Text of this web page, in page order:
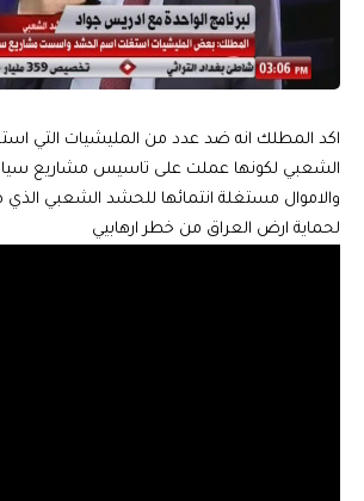
اكد المطلك انه ضد عدد من المليشيات التي
الشعبي لكونها عملت على تاسيس مشاريع
والاموال مستغلة انتمائها للحشد الشعبي
لحماية ارض العراق من خطر ارهابيي